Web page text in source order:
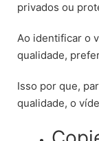
privados ou
Ao identificar o
qualidade,
Isso por que,
qualidade, o